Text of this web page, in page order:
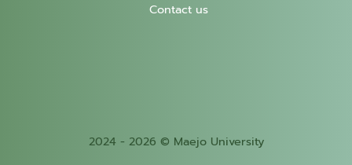
Contact us
2024 - 2026 © Maejo University